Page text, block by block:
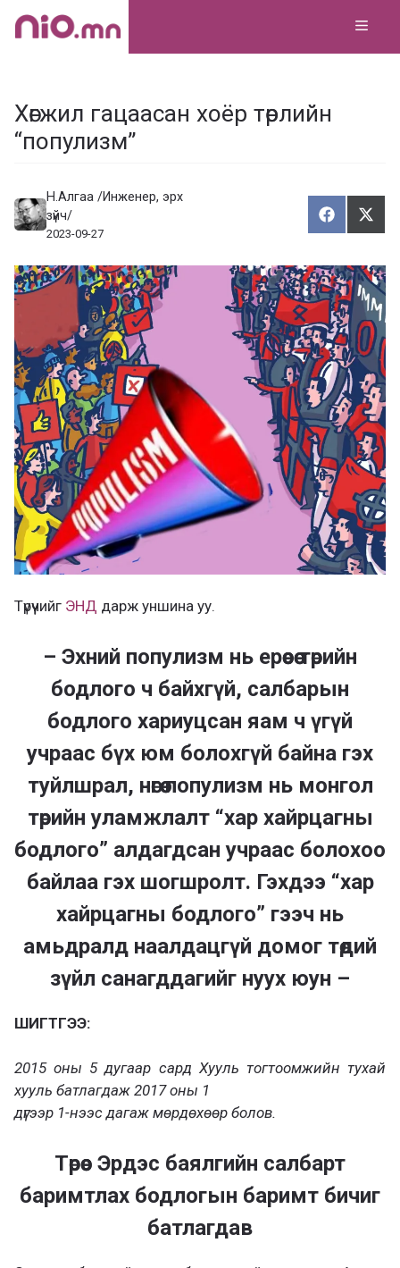
Skip
Хөгжил гацаасан хоёр төрлийн
“популизм”
Н.Алгаа /Инженер, эрх
зүйч/
2023-09-27
Х
у
а
а
л
ц
а
х
Т
э
э
х
Түрүүчийг ЭНД дарж уншина уу.
– Эхний популизм нь ерөөсөө төрийн
бодлого ч байхгүй, салбарын
бодлого хариуцсан яам ч үгүй
учраас бүх юм болохгүй байна гэх
туйлшрал, нөгөө популизм нь монгол
төрийн уламжлалт “хар хайрцагны
бодлого” алдагдсан учраас болохоо
байлаа гэх шогшролт. Гэхдээ “хар
хайрцагны бодлого” гээч нь
амьдралд наалдацгүй домог төдий
зүйл санагддагийг нуух юун –
ШИГТГЭЭ:
2015 оны 5 дугаар сард Хууль тогтоомжийн тухай
хууль батлагдаж 2017 оны 1
дүгээр 1-нээс дагаж мөрдөхөөр болов.
Төрөөс Эрдэс баялгийн салбарт
баримтлах бодлогын баримт бичиг
батлагдав